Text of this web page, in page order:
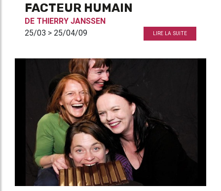
FACTEUR HUMAIN
DE THIERRY JANSSEN
25/03 > 25/04/09
LIRE LA SUITE